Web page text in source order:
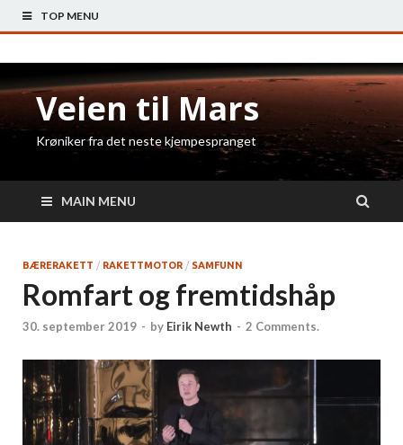
TOP MENU
Veien til Mars
Krøniker fra det neste kjempespranget
MAIN MENU
BÆRERAKETT / RAKETTMOTOR / SAMFUNN
Romfart og fremtidshåp
30. september 2019 - by Eirik Newth - 2 Comments.